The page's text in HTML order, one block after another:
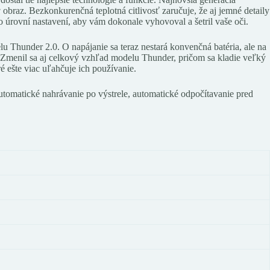
Bezkonkurenčná teplotná citlivosť zaručuje, že aj jemné detaily
nastavení, aby vám dokonale vyhovoval a šetril vaše oči.
2.0. O napájanie sa teraz nestará konvenčná batéria, ale na
sa aj celkový vzhľad modelu Thunder, pričom sa kladie veľký
ešte viac uľahčuje ich používanie.
nahrávanie po výstrele, automatické odpočítavanie pred